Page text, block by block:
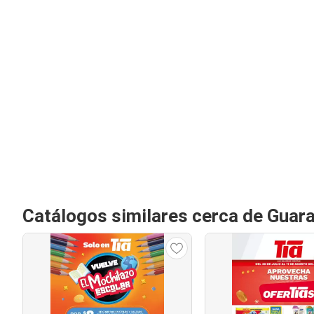
Catálogos similares cerca de